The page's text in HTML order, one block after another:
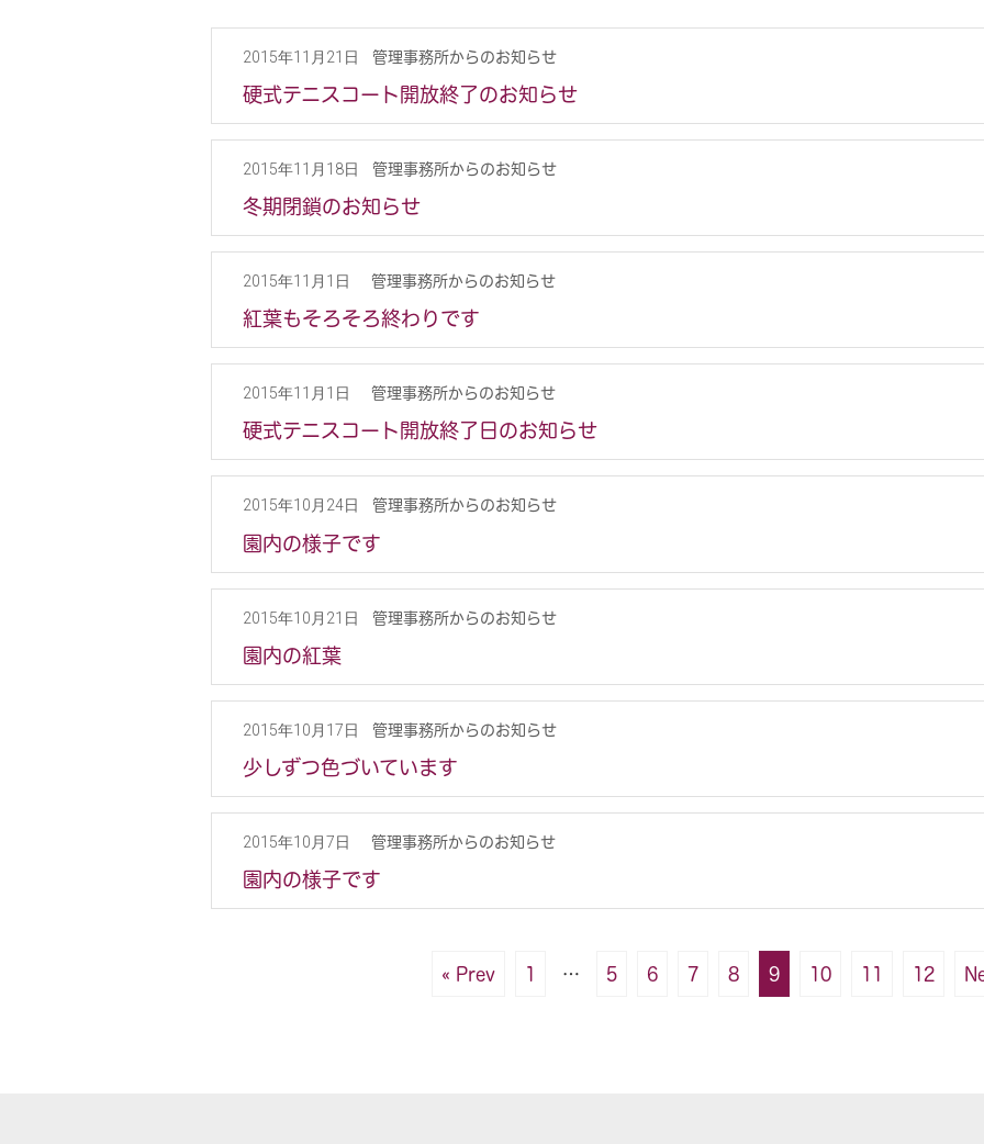
2015年11月21日 管理事務所からのお知らせ
硬式テニスコート開放終了のお知らせ
2015年11月18日 管理事務所からのお知らせ
冬期閉鎖のお知らせ
2015年11月1日 管理事務所からのお知らせ
紅葉もそろそろ終わりです
2015年11月1日 管理事務所からのお知らせ
硬式テニスコート開放終了日のお知らせ
2015年10月24日 管理事務所からのお知らせ
園内の様子です
2015年10月21日 管理事務所からのお知らせ
園内の紅葉
2015年10月17日 管理事務所からのお知らせ
少しずつ色づいています
2015年10月7日 管理事務所からのお知らせ
園内の様子です
« Prev 1 … 5 6 7 8 9 10 11 12